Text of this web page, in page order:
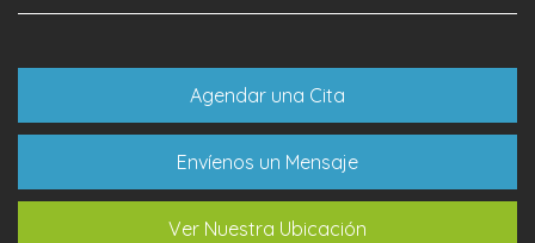
Agendar una Cita
Envíenos un Mensaje
Ver Nuestra Ubicación